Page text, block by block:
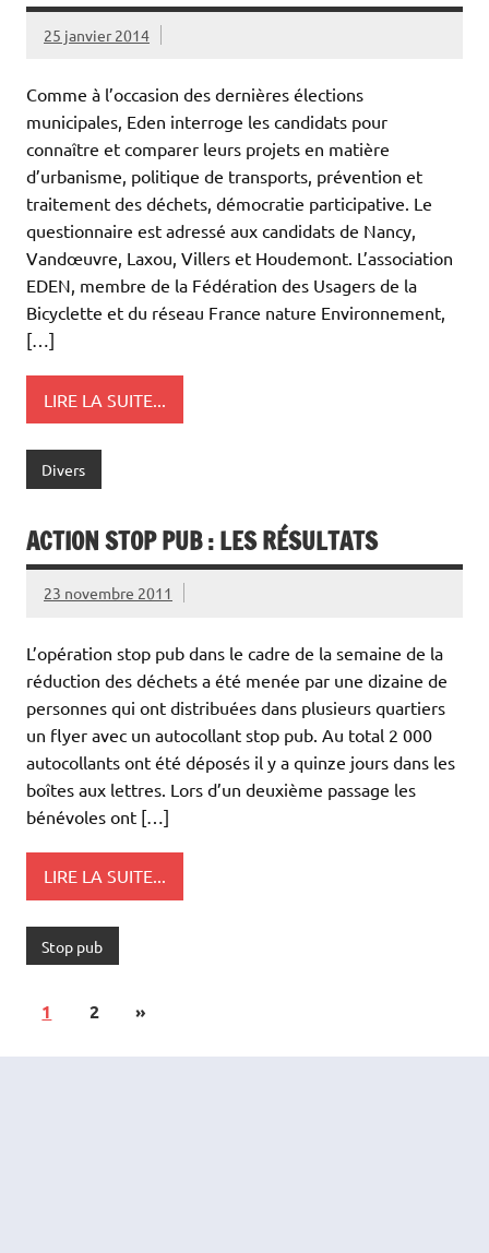
25 janvier 2014
Comme à l’occasion des dernières élections
municipales, Eden interroge les candidats pour
connaître et comparer leurs projets en matière
d’urbanisme, politique de transports, prévention et
traitement des déchets, démocratie participative. Le
questionnaire est adressé aux candidats de Nancy,
Vandœuvre, Laxou, Villers et Houdemont. L’association
EDEN, membre de la Fédération des Usagers de la
Bicyclette et du réseau France nature Environnement,
[…]
LIRE LA SUITE...
Divers
ACTION STOP PUB : LES RÉSULTATS
23 novembre 2011
L’opération stop pub dans le cadre de la semaine de la
réduction des déchets a été menée par une dizaine de
personnes qui ont distribuées dans plusieurs quartiers
un flyer avec un autocollant stop pub. Au total 2 000
autocollants ont été déposés il y a quinze jours dans les
boîtes aux lettres. Lors d’un deuxième passage les
bénévoles ont […]
LIRE LA SUITE...
Stop pub
1 2 »